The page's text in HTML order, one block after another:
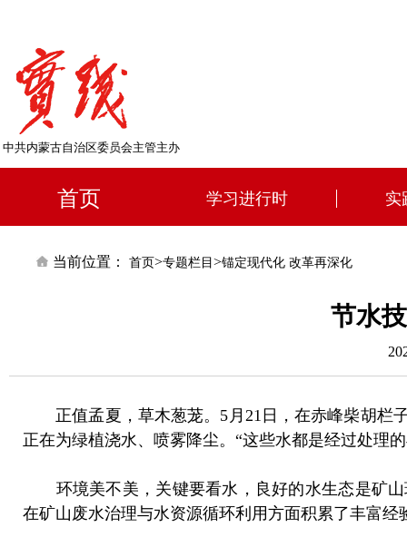
中共内蒙古自治区委员会主管主办
首页 学习进行时 实
当前位置： 首页>专题栏目 >锚定现代化 改革再深化
节水
正值孟夏，草木葱茏。5月21日，在赤峰柴胡栏
正在为绿植浇水、喷雾降尘。“这些水都是经过处理
环境美不美，关键要看水，良好的水生态是矿山
在矿山废水治理与水资源循环利用方面积累了丰富